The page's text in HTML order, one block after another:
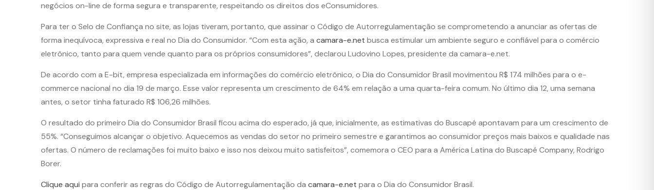
negócios on-line de forma segura e transparente, respeitando os direitos dos eConsumidores.
Para ter o Selo de Confiança no site, as lojas tiveram, portanto, que assinar o Código de Autorregulamentação se comprometendo a anunciar as ofertas de
forma inequívoca, expressiva e real no Dia do Consumidor. “Com esta ação, a camara-e.net busca estimular um ambiente seguro e confiável para o comércio
eletrônico, tanto para quem vende quanto para os próprios consumidores”, declarou Ludovino Lopes, presidente da camara-e.net.
De acordo com a E-bit, empresa especializada em informações do comércio eletrônico, o Dia do Consumidor Brasil movimentou R$ 174 milhões para o e-
commerce nacional no dia 19 de março. Esse valor representa um crescimento de 64% em relação a uma quarta-feira comum. No último dia 12, uma semana
antes, o setor tinha faturado R$ 106,26 milhões.
O resultado do primeiro Dia do Consumidor Brasil ficou acima do esperado, já que, inicialmente, as estimativas do Buscapé apontavam para um crescimento de
55%. “Conseguimos alcançar o objetivo. Aquecemos as vendas do setor no primeiro semestre e garantimos ao consumidor preços mais baixos e qualidade nas
ofertas. O número de reclamações foi muito baixo e isso nos deixou muito satisfeitos”, comemora o CEO para a América Latina do Buscapé Company, Rodrigo
Borer.
Clique aqui para conferir as regras do Código de Autorregulamentação da camara-e.net para o Dia do Consumidor Brasil.